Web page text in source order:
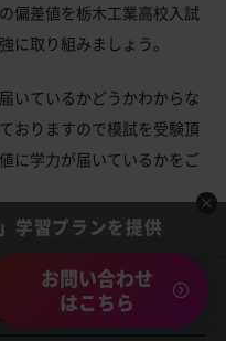
偏差値を栃木工業高校入試
に取り組みましょう。
いているかどうかわからな
おりますので模試を受験頂
に学力が届いているかをご
内申点の目安
学習プランを提供
お問い合わせ
はこちら